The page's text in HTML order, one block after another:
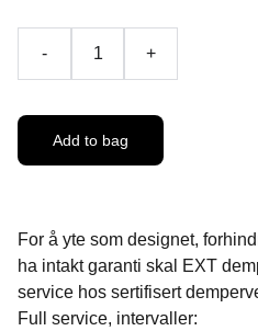
- +
Add to bag
For å yte som designet,
ha intakt garanti skal EXT
service hos sertifisert
Full service, intervaller: